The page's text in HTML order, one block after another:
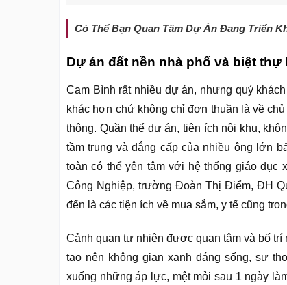
Có Thể Bạn Quan Tâm Dự Án Đang Triển
Dự án đất nền nhà phố và biệt
Cam Bình rất nhiều dự án, nhưng quý
khác hơn chứ không chỉ đơn thuần là về
thông. Quần thể dự án, tiện ích nội khu,
tầm trung và đẳng cấp của nhiều ông lớn
toàn có thể yên tâm với hệ thống giáo
Công Nghiệp, trường Đoàn Thị Điểm, ĐH
đến là các tiện ích về mua sắm, y tế cũng
Cảnh quan tự nhiên được quan tâm và bố
tạo nên không gian xanh đáng sống, sự
xuống những áp lực, mệt mỏi sau 1 ngày